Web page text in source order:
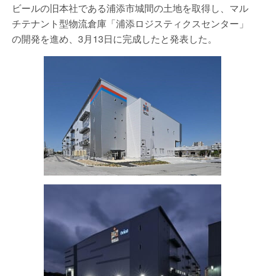
ビールの旧本社である浦添市城間の土地を取得し、マル
チテナント型物流倉庫「浦添ロジスティクスセンター」
の開発を進め、3月13日に完成したと発表した。